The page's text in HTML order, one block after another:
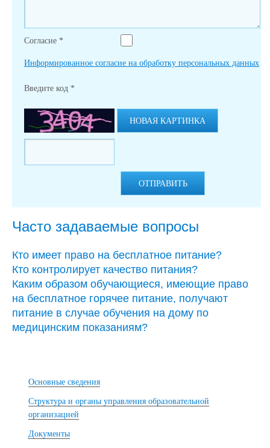
Согласие *
Информированное согласие на обработку персональных данных
Введите код *
НОВАЯ КАРТИНКА
ОТПРАВИТЬ
Часто задаваемые вопросы
Кто имеет право на бесплатное питание?
Кто контролирует качество питания?
Каким образом обучающиеся, имеющие право
на бесплатное горячее питание, получают
питание в случае обучения на дому по
медицинским показаниям?
Основные сведения
Структура и органы управления образовательной
организацией
Документы